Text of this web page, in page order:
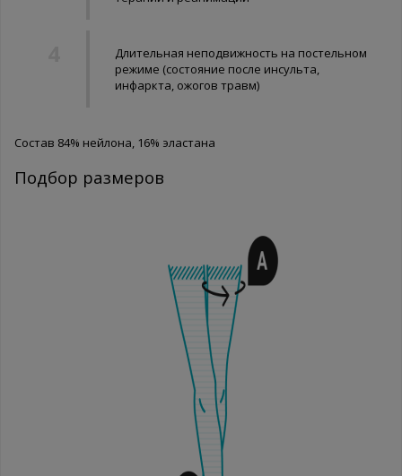
Длительная неподвижность на постельном
режиме (состояние после инсульта,
инфаркта, ожогов травм)
Состав 84% нейлона, 16% эластана
Подбор размеров